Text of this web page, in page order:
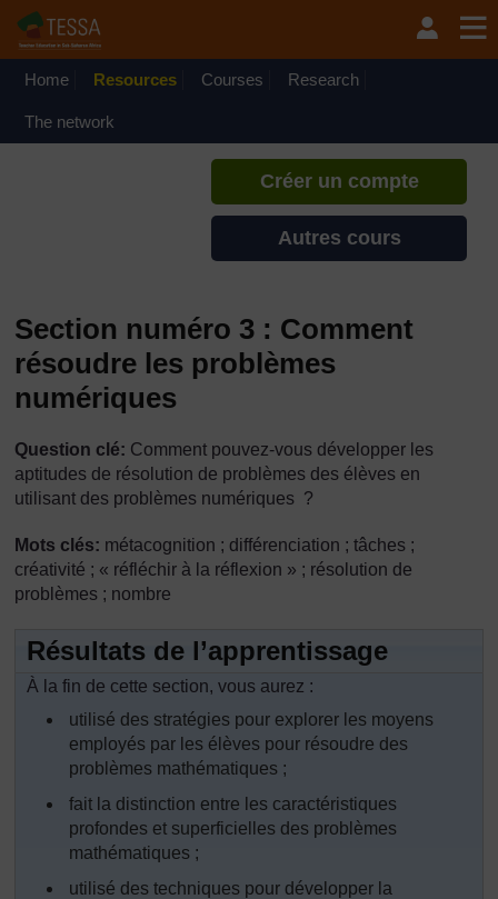
Home Resources Courses Research
The network
Si vous créez un compte, vous
pouvez établir un profil
Créer un compte
Autres cours
Section numéro 3 : Comment
résoudre les problèmes
numériques
Question clé: Comment pouvez-vous développer les
aptitudes de résolution de problèmes des élèves en
utilisant des problèmes numériques ?
Mots clés: métacognition ; différenciation ; tâches ;
créativité ; « réfléchir à la réflexion » ; résolution de
problèmes ; nombre
Résultats de l’apprentissage
À la fin de cette section, vous aurez :
utilisé des stratégies pour explorer les moyens
employés par les élèves pour résoudre des
problèmes mathématiques ;
fait la distinction entre les caractéristiques
profondes et superficielles des problèmes
mathématiques ;
utilisé des techniques pour développer la